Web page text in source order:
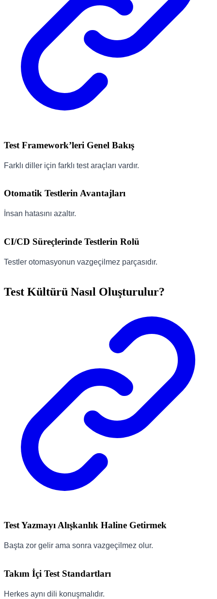
Test Framework’leri Genel Bakış
Farklı diller için farklı test araçları vardır.
Otomatik Testlerin Avantajları
İnsan hatasını azaltır.
CI/CD Süreçlerinde Testlerin Rolü
Testler otomasyonun vazgeçilmez parçasıdır.
Test Kültürü Nasıl Oluşturulur?
Test Yazmayı Alışkanlık Haline Getirmek
Başta zor gelir ama sonra vazgeçilmez olur.
Takım İçi Test Standartları
Herkes aynı dili konuşmalıdır.